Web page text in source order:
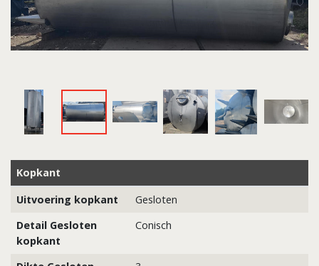
Kopkant
Uitvoering kopkant
Gesloten
Detail Gesloten
kopkant
Conisch